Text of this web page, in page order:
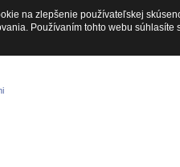
na zlepšenie používateľskej
Používaním tohto webu súhlasíte